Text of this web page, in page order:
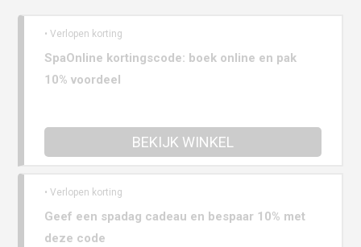
• Verlopen korting
SpaOnline kortingscode: boek online en pak
10% voordeel
BEKIJK WINKEL
• Verlopen korting
Geef een spadag cadeau en bespaar 10% met
deze code